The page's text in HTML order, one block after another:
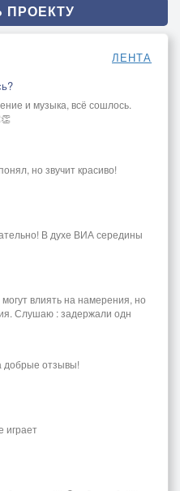
ЛЕНТА
и музыка, всё сошлось.
но звучит красиво!
В духе ВИА середины
влиять на намерения, но
Слушаю : задержали одн
добрые отзывы!
играет